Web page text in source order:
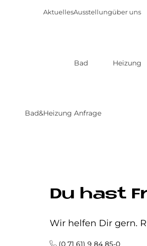
AktuellesAusstellungüber uns
Bad Heizung
Bad&Heizung Anfrage
Du hast
Wir helfen Dir gern.
(0 71 61) 9 84 85-0